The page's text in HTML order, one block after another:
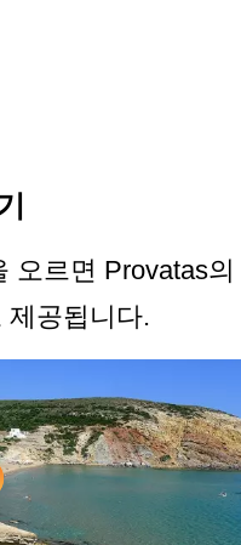
오르면 Provatas의
제공됩니다.